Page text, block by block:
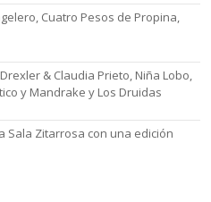
Cuatro Pesos de Propina,
& Claudia Prieto, Niña Lobo,
y Mandrake y Los Druidas
Sala Zitarrosa con una edición